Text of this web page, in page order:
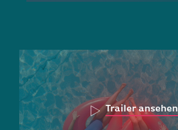
Trailer ansehen